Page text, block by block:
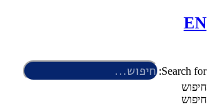
EN
Search for:
חיפוש
חיפוש